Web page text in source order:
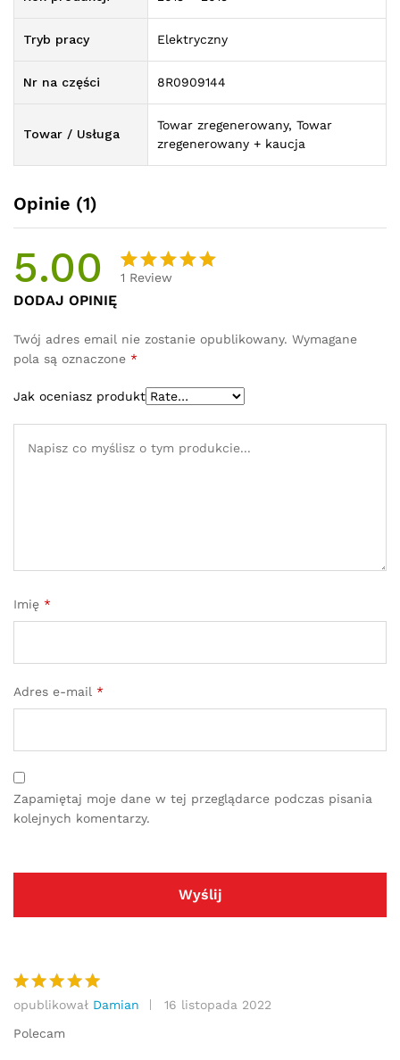
Tryb pracy Elektryczny
Nr na części 8R0909144
Towar / Usługa
Towar zregenerowany, Towar
zregenerowany + kaucja
Opinie (1)
5.00
na
podstawie
klienta
1 Review
DODAJ OPINIĘ
Twój adres email nie zostanie opublikowany. Wymagane
pola są oznaczone *
Jak oceniasz produkt
Imię *
Adres e-mail *
Zapamiętaj moje dane w tej przeglądarce podczas pisania
kolejnych komentarzy.
Oceniono
5na 5
opublikował Damian
16 listopada 2022
Polecam